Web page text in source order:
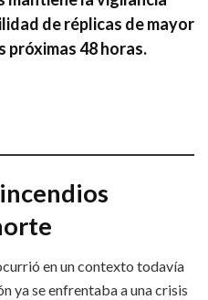
de réplicas de mayor
próximas 48 horas.
en un contexto todavía
ya se enfrentaba a una crisis